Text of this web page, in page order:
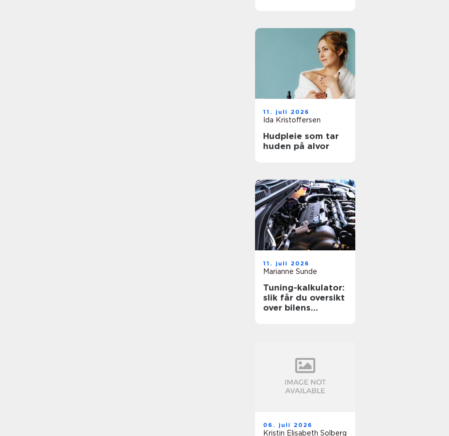
11. juli 2026
Ida Kristoffersen
Hudpleie som tar
huden på alvor
11. juli 2026
Marianne Sunde
Tuning-kalkulator:
slik får du oversikt
over bilens
06. juli 2026
Kristin Elisabeth Solberg